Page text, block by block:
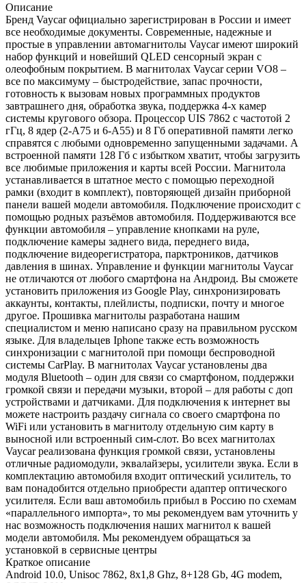
Описание
Бренд Vaycar официально зарегистрирован в России и имеет
все необходимые документы. Современные, надежные и
простые в управлении автомагнитолы Vaycar имеют широкий
набор функций и новейший QLED сенсорный экран с
олеофобным покрытием. В магнитолах Vaycar серии VО8 –
все по максимуму – быстродействие, запас прочности,
готовность к вызовам новых программных продуктов
завтрашнего дня, обработка звука, поддержка 4-х камер
системы кругового обзора. Процессор UIS 7862 с частотой 2
гГц, 8 ядер (2-А75 и 6-А55) и 8 Гб оперативной памяти легко
справятся с любыми одновременно запущенными задачами. А
встроенной памяти 128 Гб с избытком хватит, чтобы загрузить
все любимые приложения и карты всей России. Магнитола
устанавливается в штатное место с помощью переходной
рамки (входит в комплект), повторяющей дизайн приборной
панели вашей модели автомобиля. Подключение происходит с
помощью родных разъёмов автомобиля. Поддерживаются все
функции автомобиля – управление кнопками на руле,
подключение камеры заднего вида, переднего вида,
подключение видеорегистратора, парктроников, датчиков
давления в шинах. Управление и функции магнитолы Vaycar
не отличаются от любого смартфона на Андроид. Вы сможете
установить приложения из Google Play, синхронизировать
аккаунты, контакты, плейлисты, подписки, почту и многое
другое. Прошивка магнитолы разработана нашим
специалистом и меню написано сразу на правильном русском
языке. Для владельцев Iphone также есть возможность
синхронизации с магнитолой при помощи беспроводной
системы CarPlay. В магнитолах Vaycar установлены два
модуля Bluetooth – один для связи со смартфоном, поддержки
громкой связи и передачи музыки, второй – для работы с доп
устройствами и датчиками. Для подключения к интернет вы
можете настроить раздачу сигнала со своего смартфона по
WiFi или установить в магнитолу отдельную сим карту в
выносной или встроенный сим-слот. Во всех магнитолах
Vaycar реализована функция громкой связи, установлены
отличные радиомодули, эквалайзеры, усилители звука. Если в
комплектацию автомобиля входит оптический усилитель, то
вам понадобится отдельно приобрести адаптер оптического
усилителя. Если ваш автомобиль прибыл в Россию по схемам
«параллельного импорта», то мы рекомендуем вам уточнить у
нас возможность подключения наших магнитол к вашей
модели автомобиля. Мы рекомендуем обращаться за
установкой в сервисные центры
Краткое описание
Android 10.0, Unisoc 7862, 8х1,8 Ghz, 8+128 Gb, 4G modem,